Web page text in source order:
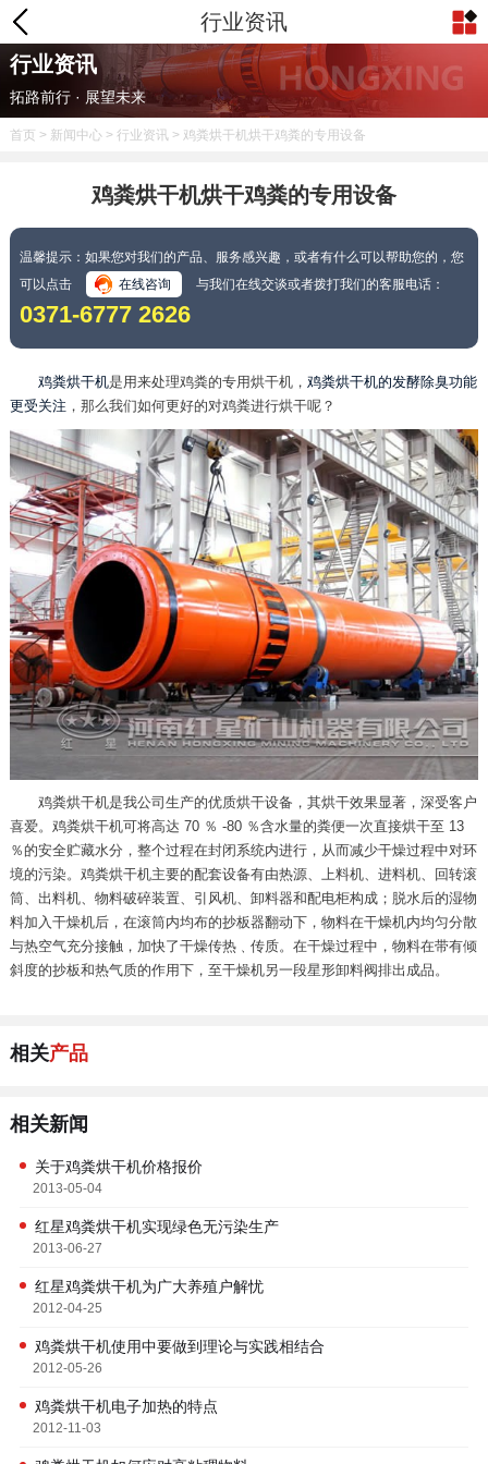
行业资讯
行业资讯
拓路前行 · 展望未来
首页 > 新闻中心> 行业资讯> 鸡粪烘干机烘干鸡粪的专用设备
鸡粪烘干机烘干鸡粪的专用设备
温馨提示：如果您对我们的产品、服务感兴趣，或者有什么可以帮助您的，您
可以点击
在线咨询 与我们在线交谈或者拨打我们的客服电话：
0371-6777 2626
鸡粪烘干机是用来处理鸡粪的专用烘干机， 鸡粪烘干机的发酵除臭功能
更受关注 ，那么我们如何更好的对鸡粪进行烘干呢？
鸡粪烘干机是我公司生产的优质烘干设备，其烘干效果显著，深受客户
喜爱。鸡粪烘干机可将高达 70 ％ -80 ％含水量的粪便一次直接烘干至 13
％的安全贮藏水分，整个过程在封闭系统内进行，从而减少干燥过程中对环
境的污染。鸡粪烘干机主要的配套设备有由热源、上料机、进料机、回转滚
筒、出料机、物料破碎装置、引风机、卸料器和配电柜构成；脱水后的湿物
料加入干燥机后，在滚筒内均布的抄板器翻动下，物料在干燥机内均匀分散
与热空气充分接触，加快了干燥传热﹑传质。在干燥过程中，物料在带有倾
斜度的抄板和热气质的作用下，至干燥机另一段星形卸料阀排出成品。
相关产品
相关新闻
关于鸡粪烘干机价格报价
2013-05-04
红星鸡粪烘干机实现绿色无污染生产
2013-06-27
红星鸡粪烘干机为广大养殖户解忧
2012-04-25
鸡粪烘干机使用中要做到理论与实践相结合
2012-05-26
鸡粪烘干机电子加热的特点
2012-11-03